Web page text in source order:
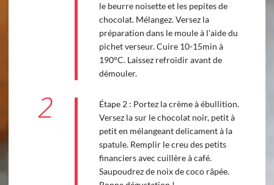
le beurre noisette et les pepites de
chocolat. Mélangez. Versez la
préparation dans le moule à l'aide du
pichet verseur. Cuire 10-15min à
190°C. Laissez refroidir avant de
démouler.
2
Étape 2 : Portez la crème à ébullition.
Versez la sur le chocolat noir, petit à
petit en mélangeant delicament à la
spatule. Remplir le creu des petits
financiers avec cuillère à café.
Saupoudrez de noix de coco râpée.